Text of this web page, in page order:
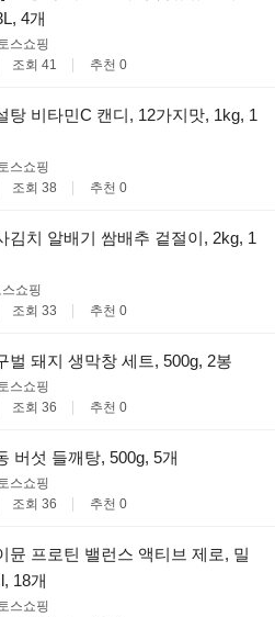
4개
스쇼핑
조회 41 추천 0
탕 비타민C 캔디, 12가지맛, 1kg, 1
스쇼핑
조회 38 추천 0
김치 알배기 쌈배추 겉절이, 2kg, 1
스쇼핑
조회 33 추천 0
벌 돼지 생막창 세트, 500g, 2봉
스쇼핑
조회 36 추천 0
버섯 들깨탕, 500g, 5개
스쇼핑
조회 36 추천 0
뮨 프로틴 밸런스 액티브 제로, 밀
18개
스쇼핑